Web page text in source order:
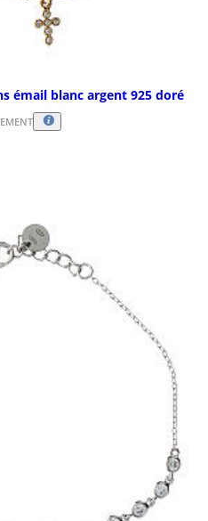
émail blanc argent 925 doré